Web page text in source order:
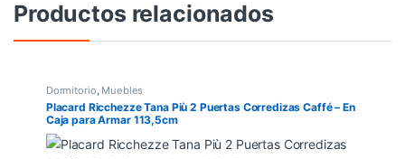
Productos relacionados
Dormitorio, Muebles
Placard Ricchezze Tana Più 2 Puertas Corredizas Caffé – En
Caja para Armar 113,5cm